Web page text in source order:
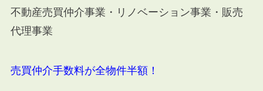
不動産売買仲介事業・リノベーション事業・販売
代理事業
売買仲介手数料が全物件半額！